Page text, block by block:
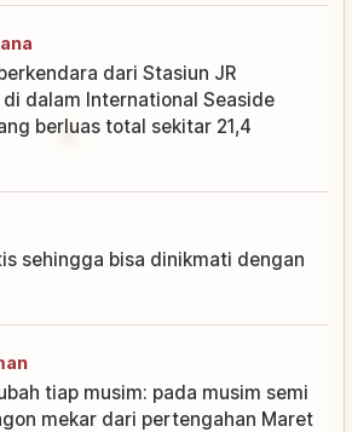
dari Stasiun JR
dalam International Seaside
berluas total sekitar 21,4
sehingga bisa dinikmati dengan
tiap musim: pada musim semi
mekar dari pertengahan Maret